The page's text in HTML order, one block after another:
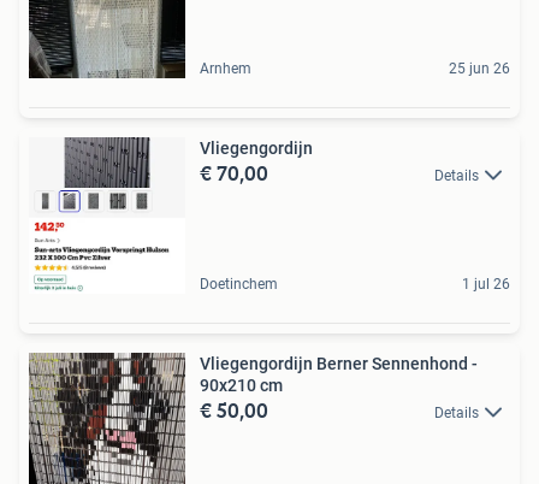
Arnhem 25 jun 26
Vliegengordijn
€ 70,00 Details
Doetinchem 1 jul 26
Vliegengordijn Berner Sennenhond -
90x210 cm
€ 50,00 Details